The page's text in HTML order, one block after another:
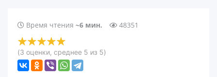
Время чтения ~6 мин. 48351
(3 оценки, среднее 5 из 5)